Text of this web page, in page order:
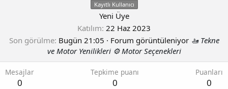
Kayıtlı Kullanıcı
Yeni Üye
Katılım 22 Haz 2023
Son görülme Bugün 21:05 · Forum görüntüleniyor 🚤 Tekne
ve Motor Yenilikleri ⚙️ Motor Seçenekleri
Mesajlar
0
Tepkime puanı
0
Puanları
0